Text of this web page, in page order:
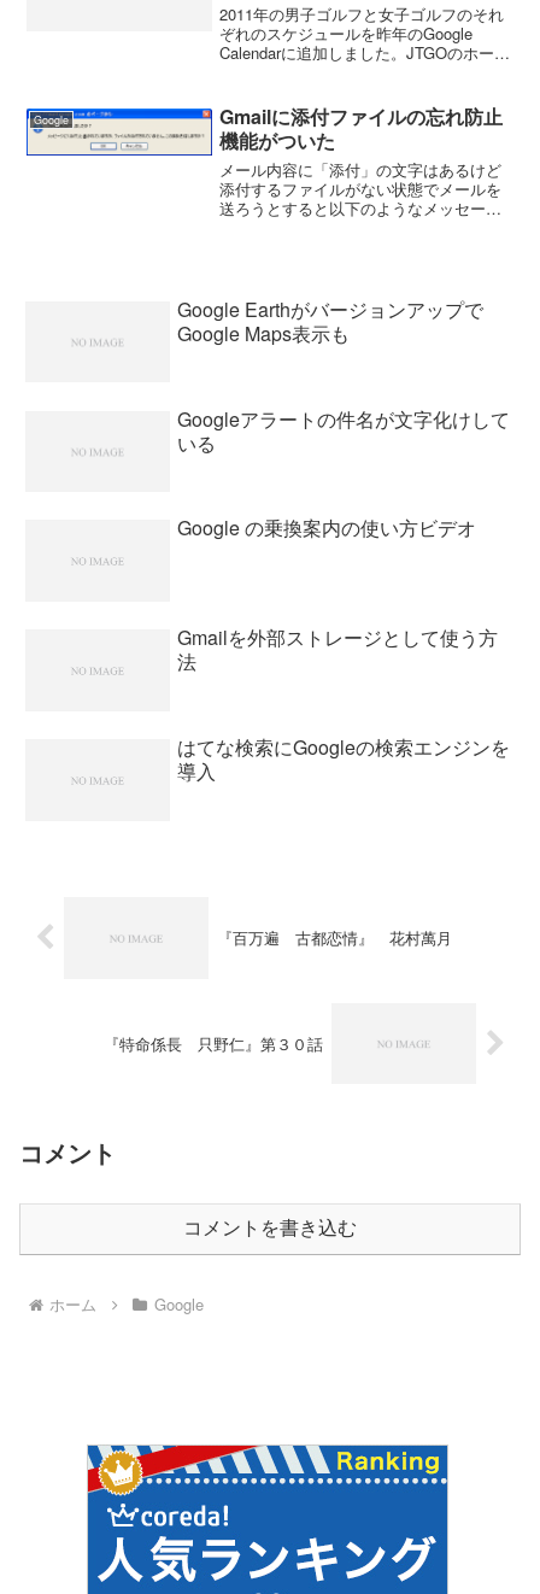
2011年の男子ゴルフと女子ゴルフのそれ
ぞれのスケジュールを昨年のGoogle
Calendarに追加しました。JTGOのホーム
追加してみました。2011年の試合数
は、...
Google
Gmailに添付ファイルの忘れ防止
機能がついた
メール内容に「添付」の文字はあるけど
添付するファイルがない状態でメールを
送ろうとすると以下のようなメッセージ
Google Earthがバージョンアップで
Google Maps表示も
Googleアラートの件名が文字化けして
いる
Google の乗換案内の使い方ビデオ
Gmailを外部ストレージとして使う方
法
はてな検索にGoogleの検索エンジンを
導入
『百万遍 古都恋情』 花村萬月
『特命係長 只野仁』第３０話
コメント
コメントを書き込む
ホーム Google